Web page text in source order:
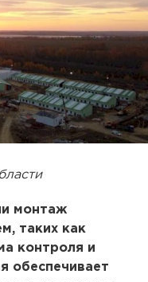
монтаж
таких как
контроля и
обеспечивает